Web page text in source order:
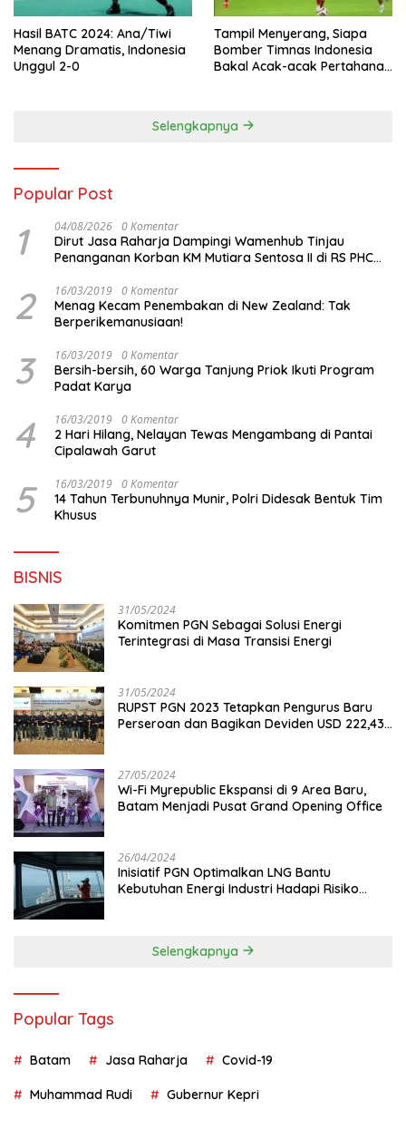
Hasil BATC 2024: Ana/Tiwi
Menang Dramatis, Indonesia
Unggul 2-0
Tampil Menyerang, Siapa
Bomber Timnas Indonesia
Bakal Acak-acak Pertahanan
Selengkapnya
Popular Post
1 04/08/2026 0 Komentar
Dirut Jasa Raharja Dampingi Wamenhub Tinjau
Penanganan Korban KM Mutiara Sentosa II di RS PHC
2 16/03/2019 0 Komentar
Menag Kecam Penembakan di New Zealand: Tak
Berperikemanusiaan!
3 16/03/2019 0 Komentar
Bersih-bersih, 60 Warga Tanjung Priok Ikuti Program
Padat Karya
4 16/03/2019 0 Komentar
2 Hari Hilang, Nelayan Tewas Mengambang di Pantai
Cipalawah Garut
5 16/03/2019 0 Komentar
14 Tahun Terbunuhnya Munir, Polri Didesak Bentuk Tim
Khusus
BISNIS
31/05/2024
Komitmen PGN Sebagai Solusi Energi
Terintegrasi di Masa Transisi Energi
31/05/2024
RUPST PGN 2023 Tetapkan Pengurus Baru
Perseroan dan Bagikan Deviden USD 222,43
27/05/2024
Wi-Fi Myrepublic Ekspansi di 9 Area Baru,
Batam Menjadi Pusat Grand Opening Office
26/04/2024
Inisiatif PGN Optimalkan LNG Bantu
Kebutuhan Energi Industri Hadapi Risiko
Selengkapnya
Popular Tags
Batam Jasa Raharja Covid-19
Muhammad Rudi Gubernur Kepri